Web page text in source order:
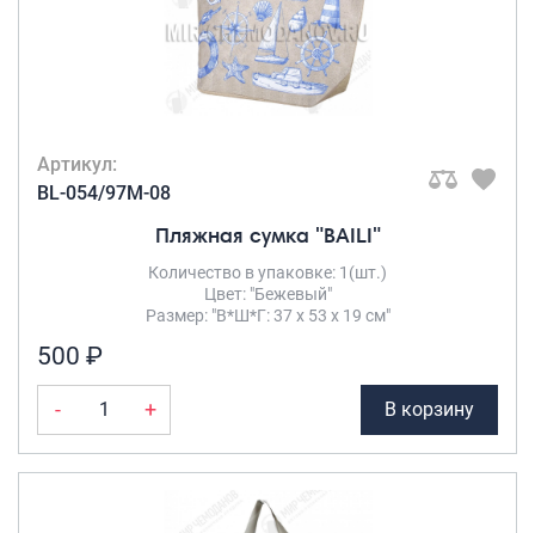
Артикул:
BL-054/97M-08
Пляжная сумка "BAILI"
Количество в упаковке: 1(шт.)
Цвет: "Бежевый"
Размер: "В*Ш*Г: 37 х 53 х 19 см"
500 ₽
- + В корзину